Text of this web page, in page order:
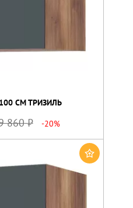
СМ ТРИЗИЛЬ
860 -20%